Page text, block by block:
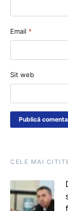
Email *
Sit web
CELE MAI